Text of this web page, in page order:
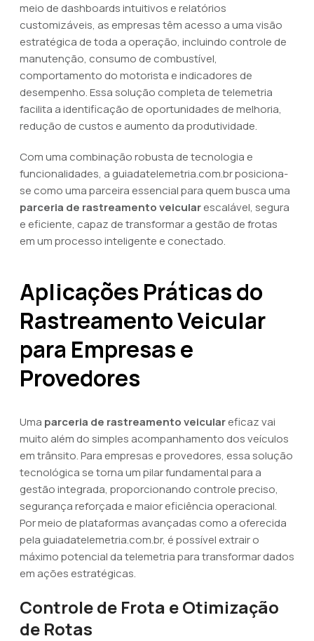
meio de dashboards intuitivos e relatórios
customizáveis, as empresas têm acesso a uma visão
estratégica de toda a operação, incluindo controle de
manutenção, consumo de combustível,
comportamento do motorista e indicadores de
desempenho. Essa solução completa de telemetria
facilita a identificação de oportunidades de melhoria,
redução de custos e aumento da produtividade.
Com uma combinação robusta de tecnologia e
funcionalidades, a guiadatelemetria.com.br posiciona-
se como uma parceira essencial para quem busca uma
parceria de rastreamento veicularescalável, segura
e eficiente, capaz de transformar a gestão de frotas
em um processo inteligente e conectado.
Aplicações Práticas do
Rastreamento Veicular
para Empresas e
Provedores
Uma parceria de rastreamento veiculareficaz vai
muito além do simples acompanhamento dos veículos
em trânsito. Para empresas e provedores, essa solução
tecnológica se torna um pilar fundamental para a
gestão integrada, proporcionando controle preciso,
segurança reforçada e maior eficiência operacional.
Por meio de plataformas avançadas como a oferecida
pela guiadatelemetria.com.br, é possível extrair o
máximo potencial da telemetria para transformar dados
em ações estratégicas.
Controle de Frota e Otimização
de Rotas